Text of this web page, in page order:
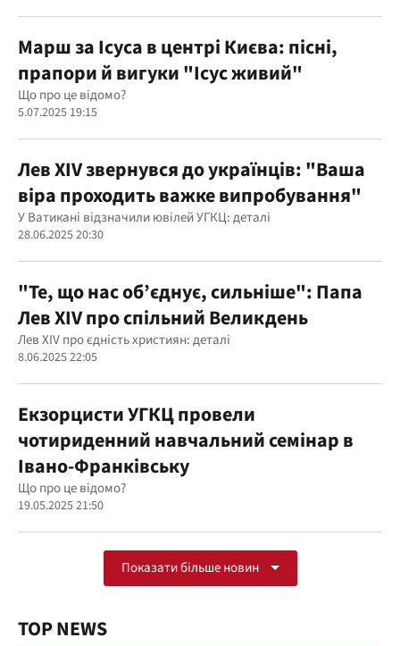
Марш за Ісуса в центрі Києва: пісні,
прапори й вигуки "Ісус живий"
Що про це відомо?
5.07.2025 19:15
Лев XIV звернувся до українців: "Ваша
віра проходить важке випробування"
У Ватикані відзначили ювілей УГКЦ: деталі
28.06.2025 20:30
"Те, що нас об’єднує, сильніше": Папа
Лев XIV про спільний Великдень
Лев XIV про єдність християн: деталі
8.06.2025 22:05
Екзорцисти УГКЦ провели
чотириденний навчальний семінар в
Івано-Франківську
Що про це відомо?
19.05.2025 21:50
Показати більше новин
TOP NEWS